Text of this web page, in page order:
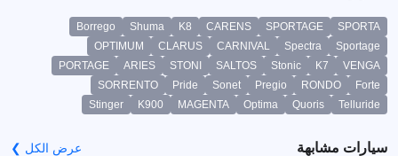
SPORTA
SPORTAGE
CARENS
K8
Shuma
Borrego
Sportage
Spectra
CARNIVAL
CLARUS
OPTIMUM
VENGA
K7
Stonic
SALTOS
STONI
ARIES
PORTAGE
Forte
RONDO
Pregio
Sonet
Pride
SORRENTO
Telluride
Quoris
Optima
MAGENTA
K900
Stinger
سيارات مشابهة عرض الكل ❯